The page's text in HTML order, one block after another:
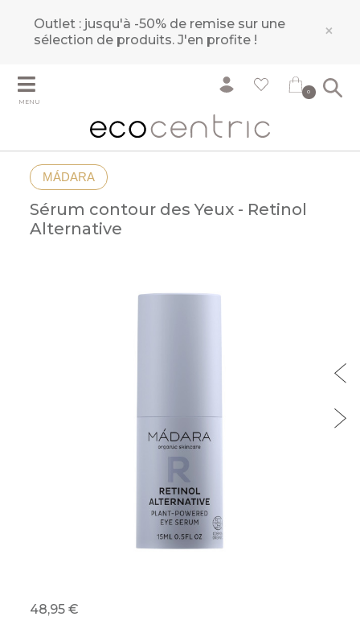
Outlet : jusqu'à -50% de remise sur une
sélection de produits.J'en profite ! ×
MENU
0
MÁDARA
Sérum contour des Yeux - Retinol
Alternative
48,95